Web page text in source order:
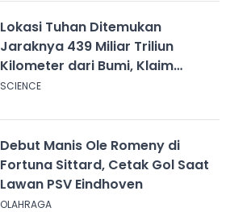
Lokasi Tuhan Ditemukan
Jaraknya 439 Miliar Triliun
Kilometer dari Bumi, Klaim
Ilmuwan Harvard
SCIENCE
Debut Manis Ole Romeny di
Fortuna Sittard, Cetak Gol Saat
Lawan PSV Eindhoven
OLAHRAGA